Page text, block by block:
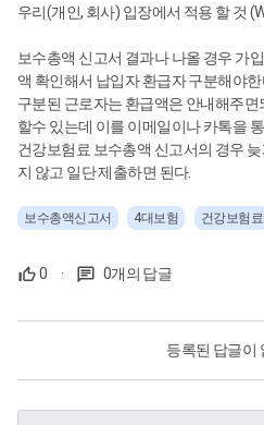
우리(개인, 회사) 입장에서 적용 할 것
보수총액 신고서 결과나 나올 경우 가
액 확인해서 납입자 환급자 구분해야한
구분된 근로자는 환급액은 안내해주
할수 있는데 이를 이메일이나 카톡을
건강보험료 보수총액 신고서의 경우
지 않고 일단 제출하면 된다.
보수총액신고서 4대보험 건강보험료
0 · 0개의 답글
등록된 답글이